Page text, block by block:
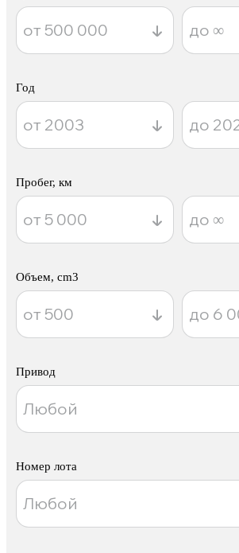
Год
Пробег, км
Объем, cm3
Привод
Номер лота